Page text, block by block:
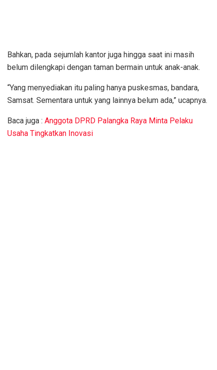
Bahkan, pada sejumlah kantor juga hingga saat ini masih
belum dilengkapi dengan taman bermain untuk anak-anak.
“Yang menyediakan itu paling hanya puskesmas, bandara,
Samsat. Sementara untuk yang lainnya belum ada,” ucapnya.
Baca juga : Anggota DPRD Palangka Raya Minta Pelaku
Usaha Tingkatkan Inovasi